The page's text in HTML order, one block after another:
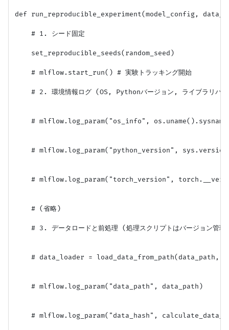
def run_reproducible_experiment(model_config,
    # 1. シード固定
    set_reproducible_seeds(random_seed)
    # mlflow.start_run() # 実験トラッキング開始
# 2. 環境情報ログ (OS, Pythonバージョン, ライブラリバ
# mlflow.log_param("os_info",
# mlflow.log_param("python_version",
# mlflow.log_param("torch_version",
    # (省略)
# 3. データロードと前処理 (処理スクリプトはバージョン管理
# data_loader = load_data_from_path(data_path,
    # mlflow.log_param("data_path", data_path)
# mlflow.log_param("data_hash",